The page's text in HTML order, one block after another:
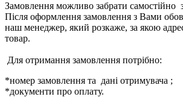
Замовлення можливо забрати самостійно
Після оформлення замовлення з Вами
наш менеджер, який розкаже, за якою
товар.
Для отримання замовлення потрібно:
*номер замовлення та дані отримувача ;
*документи про оплату.